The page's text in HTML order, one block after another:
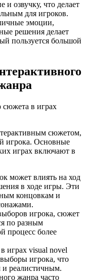
озвучку, что делает
для игроков.
эмоции,
решения делает
пользуется большой
сюжета в играх
сюжетом,
игрока. Основные
играх включают в
может влиять на ход
в ходе игры. Эти
концовкам и
игрока, сюжет
по разным
процесс более
играх visual novel
игрока, что
и реалистичным.
жанра часто